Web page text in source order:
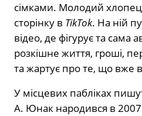
сімками. Молодий
сторінку в TikTok. На ній
відео, де фігурує та сама
розкішне життя, гроші,
та жартує про те, що вже
У місцевих пабліках
А. Юнак народився в 2007